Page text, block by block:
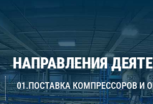
НАПРАВЛЕНИЯ
01.ПОСТАВКА КОМПРЕССОРОВ И